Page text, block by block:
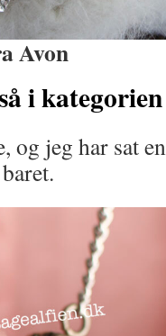
Avon
i
og jeg har sat